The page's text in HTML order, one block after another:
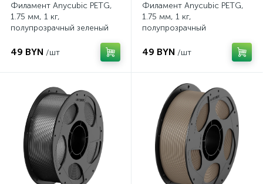
Филамент Anycubic PETG,
1.75 мм, 1 кг,
полупрозрачный зеленый
49 BYN /шт
Филамент Anycubic PETG,
1.75 мм, 1 кг,
полупрозрачный
49 BYN /шт